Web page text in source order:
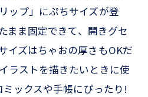
ップ」にぷちサイズが登
まま固定できて、開きグセ
イズはちゃおの厚さもOKだ
ラストを描きたいときに使
ックスや手帳にぴったり!